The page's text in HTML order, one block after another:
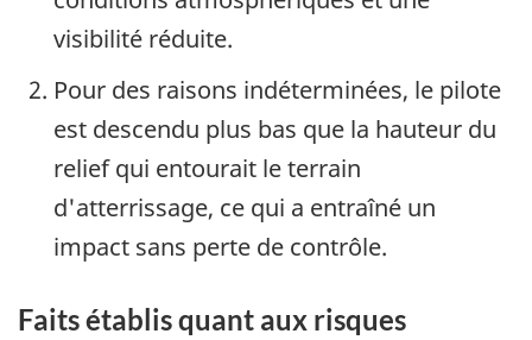
visibilité réduite.
Pour des raisons indéterminées, le pilote
est descendu plus bas que la hauteur du
relief qui entourait le terrain
d'atterrissage, ce qui a entraîné un
impact sans perte de contrôle.
Faits établis quant aux risques